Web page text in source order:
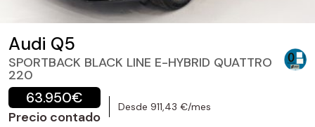
Audi Q5
SPORTBACK BLACK LINE E-HYBRID QUATTRO
220
63.950€
Precio contado
Desde 911,43 €/mes